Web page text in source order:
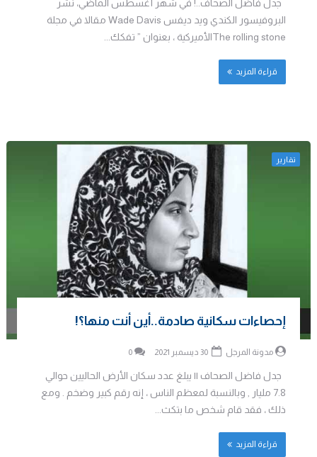
جدل فاضل الصحاف..! في شهر أغسطس الماضي، نشر
البروفيسور الكندي ويد ديفس Wade Davis مقالا في مجلة
The rolling stoneالأميركية ، بعنوان ” تفكك...
قراءة المزيد
تقارير
إحصاءات سكانية صادمة..أين أنت منها؟!
مدونة المرجل 0
جدل فاضل الصحاف || يبلغ عدد سكان الأرض الحاليين حوالي
7.8 مليار , وبالنسبة لمعظم الناس ، إنه رقم كبير وضخم . ومع
ذلك ، فقد قام شخص ما بتكث...
قراءة المزيد